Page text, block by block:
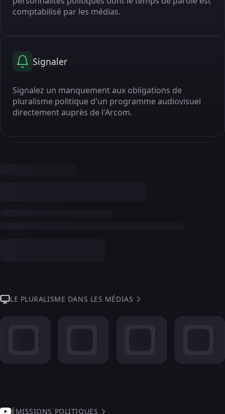
comptabilisé par les médias.
Signaler
Signalez un manquement aux obligations de
pluralisme politique d'un programme audiovisuel
directement auprès de l'Arcom.
LE PLURALISME DANS LES MÉDIAS
ÉMISSIONS POLITIQUES